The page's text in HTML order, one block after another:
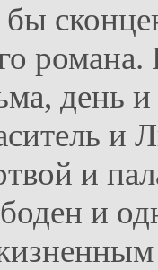
бы
день
и
и
и